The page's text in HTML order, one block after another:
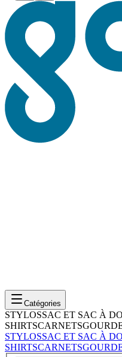
Catégories
STYLOSSAC ET SAC À
SHIRTSCARNETS
STYLOSSAC ET SAC À
SHIRTSCARNETS